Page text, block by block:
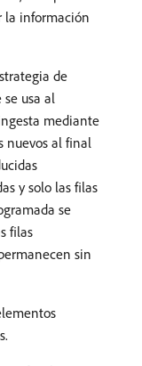
la información
de
se usa al
mediante
nuevos al final
y solo las filas
se
filas
sin